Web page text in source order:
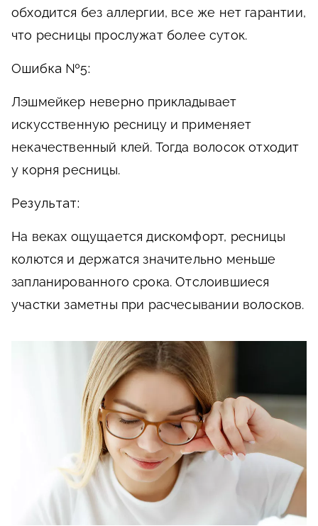
обходится без аллергии, все же нет гарантии,
что ресницы прослужат более суток.
Ошибка №5:
Лэшмейкер неверно прикладывает
искусственную ресницу и применяет
некачественный клей. Тогда волосок отходит
у корня ресницы.
Результат:
На веках ощущается дискомфорт, ресницы
колются и держатся значительно меньше
запланированного срока. Отслоившиеся
участки заметны при расчесывании волосков.